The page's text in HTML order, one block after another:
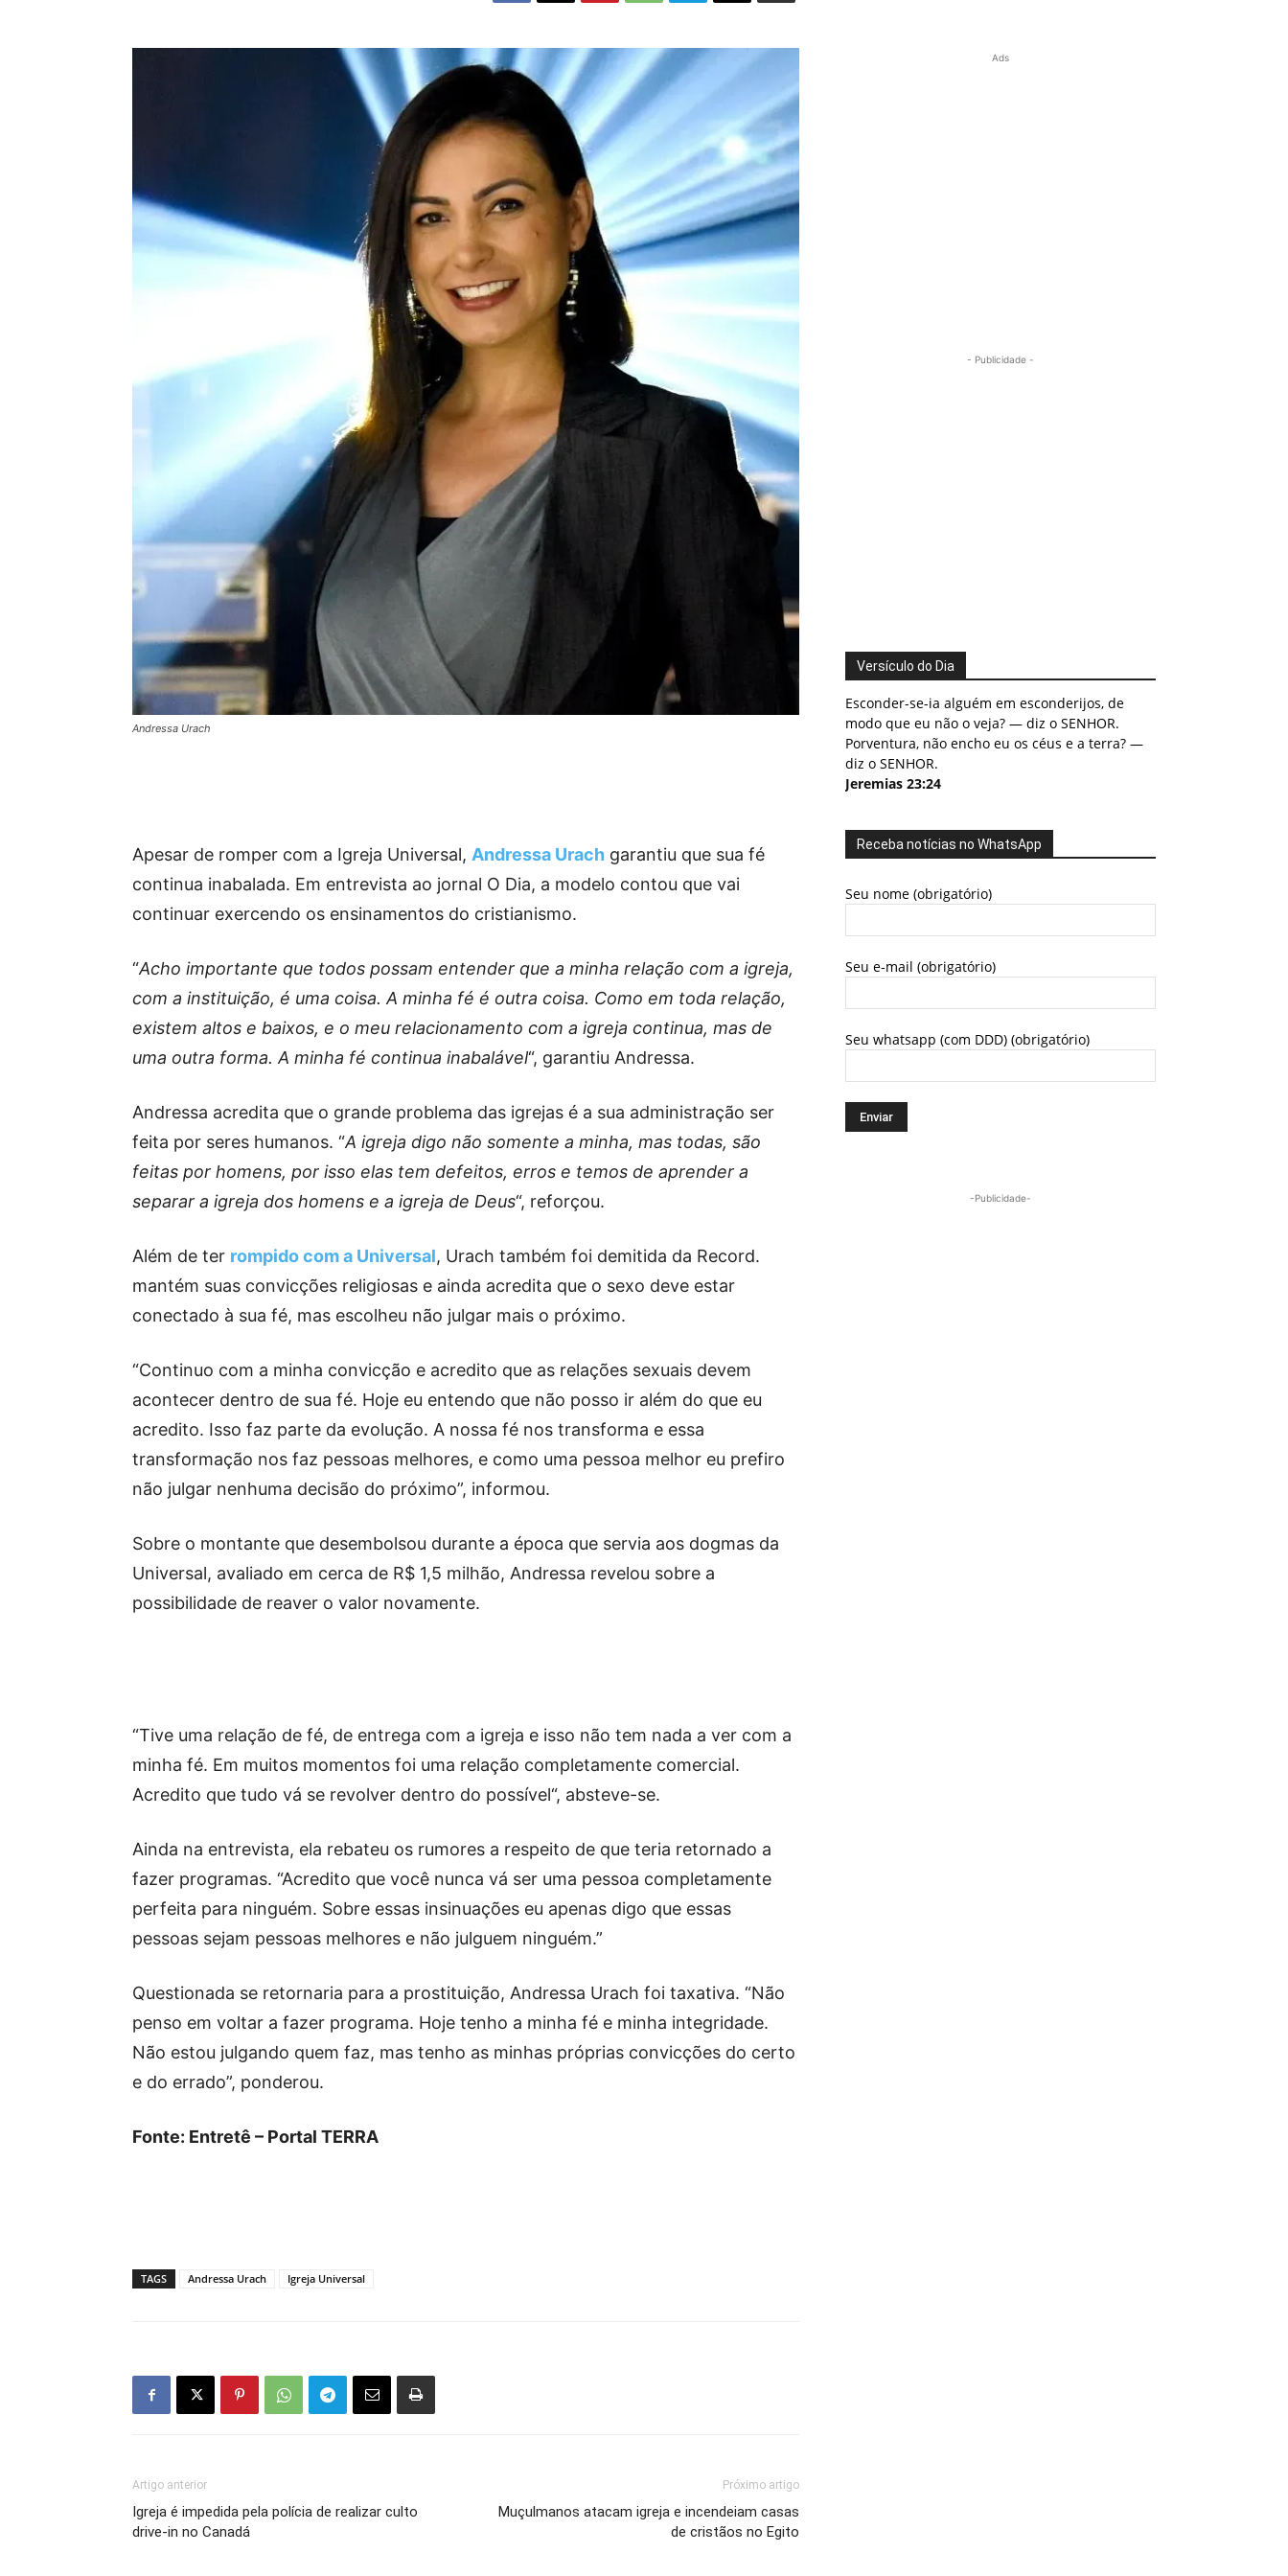
Andressa Urach
Apesar de romper com a Igreja Universal, Andressa Urach garantiu que sua fé
continua inabalada. Em entrevista ao jornal O Dia, a modelo contou que vai
continuar exercendo os ensinamentos do cristianismo.
“Acho importante que todos possam entender que a minha relação com a igreja,
com a instituição, é uma coisa. A minha fé é outra coisa. Como em toda relação,
existem altos e baixos, e o meu relacionamento com a igreja continua, mas de
uma outra forma. A minha fé continua inabalável“, garantiu Andressa.
Andressa acredita que o grande problema das igrejas é a sua administração ser
feita por seres humanos. “A igreja digo não somente a minha, mas todas, são
feitas por homens, por isso elas tem defeitos, erros e temos de aprender a
separar a igreja dos homens e a igreja de Deus“, reforçou.
Além de ter rompido com a Universal, Urach também foi demitida da Record.
mantém suas convicções religiosas e ainda acredita que o sexo deve estar
conectado à sua fé, mas escolheu não julgar mais o próximo.
“Continuo com a minha convicção e acredito que as relações sexuais devem
acontecer dentro de sua fé. Hoje eu entendo que não posso ir além do que eu
acredito. Isso faz parte da evolução. A nossa fé nos transforma e essa
transformação nos faz pessoas melhores, e como uma pessoa melhor eu prefiro
não julgar nenhuma decisão do próximo”, informou.
Sobre o montante que desembolsou durante a época que servia aos dogmas da
Universal, avaliado em cerca de R$ 1,5 milhão, Andressa revelou sobre a
possibilidade de reaver o valor novamente.
“Tive uma relação de fé, de entrega com a igreja e isso não tem nada a ver com a
minha fé. Em muitos momentos foi uma relação completamente comercial.
Acredito que tudo vá se revolver dentro do possível“, absteve-se.
Ainda na entrevista, ela rebateu os rumores a respeito de que teria retornado a
fazer programas. “Acredito que você nunca vá ser uma pessoa completamente
perfeita para ninguém. Sobre essas insinuações eu apenas digo que essas
pessoas sejam pessoas melhores e não julguem ninguém.”
Questionada se retornaria para a prostituição, Andressa Urach foi taxativa. “Não
penso em voltar a fazer programa. Hoje tenho a minha fé e minha integridade.
Não estou julgando quem faz, mas tenho as minhas próprias convicções do certo
e do errado”, ponderou.
Fonte: Entretê – Portal TERRA
TAGS Andressa Urach Igreja Universal
Artigo anterior
Igreja é impedida pela polícia de realizar culto
drive-in no Canadá
Próximo artigo
Muçulmanos atacam igreja e incendeiam casas
de cristãos no Egito
Ads
- Publicidade -
Versículo do Dia
Esconder-se-ia alguém em esconderijos, de
modo que eu não o veja? — diz o SENHOR.
Porventura, não encho eu os céus e a terra? —
diz o SENHOR.
Jeremias 23:24
Receba notícias no WhatsApp
Seu nome (obrigatório)
Seu e-mail (obrigatório)
Seu whatsapp (com DDD) (obrigatório)
-Publicidade-